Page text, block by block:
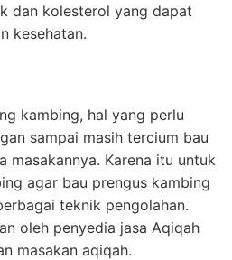
dan kolesterol yang dapat
kesehatan.
kambing, hal yang perlu
sampai masih tercium bau
masakannya. Karena itu untuk
agar bau prengus kambing
teknik pengolahan.
oleh penyedia jasa Aqiqah
masakan aqiqah.